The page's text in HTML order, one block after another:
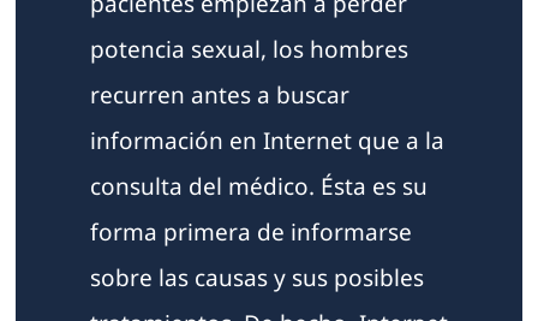
potencia sexual, los hombres
recurren antes a buscar
información en Internet que a la
consulta del médico. Ésta es su
forma primera de informarse
sobre las causas y sus posibles